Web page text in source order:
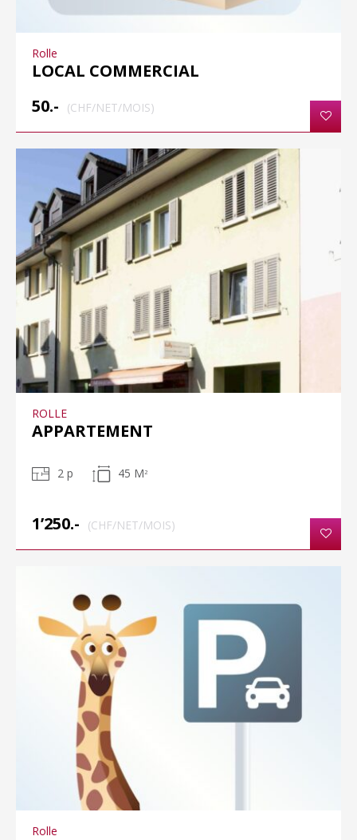
Rolle
LOCAL COMMERCIAL
50.-
(CHF/NET/MOIS)
ROLLE
APPARTEMENT
2 p 45 M 2
1’250.- (CHF/NET/MOIS)
Rolle